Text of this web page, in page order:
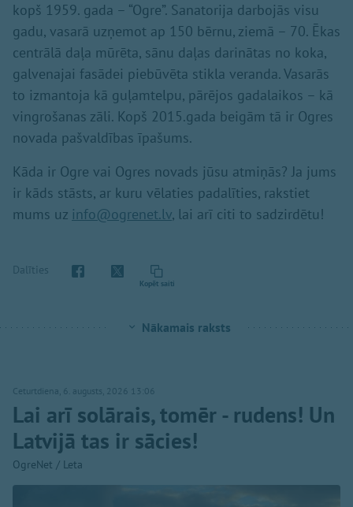
kopš 1959. gada – “Ogre”. Sanatorija darbojās visu
gadu, vasarā uzņemot ap 150 bērnu, ziemā – 70. Ēkas
centrālā daļa mūrēta, sānu daļas darinātas no koka,
galvenajai fasādei piebūvēta stikla veranda. Vasarās
to izmantoja kā guļamtelpu, pārējos gadalaikos – kā
vingrošanas zāli. Kopš 2015.gada beigām tā ir Ogres
novada pašvaldības īpašums.
Kāda ir Ogre vai Ogres novads jūsu atmiņās? Ja jums
ir kāds stāsts, ar kuru vēlaties padalīties, rakstiet
mums uz info@ogrenet.lv, lai arī citi to sadzirdētu!
Dalīties
Kopēt saiti
Nākamais raksts
Ceturtdiena, 6. augusts, 2026 13:06
Lai arī solārais, tomēr - rudens! Un
Latvijā tas ir sācies!
OgreNet / Leta